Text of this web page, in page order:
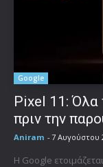
Google
Pixel 11: Όλα
πριν την
Aniram - 7 Αυγούστου
Η Google